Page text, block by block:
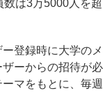
は3万5000人を超
登録時に大学のメ
ーからの招待が必
マをもとに、毎週